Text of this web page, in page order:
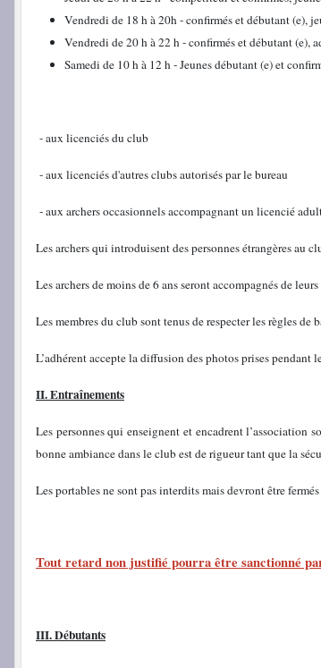
Vendredi de 18 h à 20h - confirmés et débutant (e),
Vendredi de 20 h à 22 h - confirmés et débutant (e),
Samedi de 10 h à 12 h - Jeunes débutant (e) et
- aux licenciés du club
- aux licenciés d'autres clubs autorisés par le bureau
- aux archers occasionnels accompagnant un licencié
Les archers qui introduisent des personnes étrangères au
Les archers de moins de 6 ans seront accompagnés de
Les membres du club sont tenus de respecter les règles de
L’adhérent accepte la diffusion des photos prises
II. Entraînements
Les personnes qui enseignent et encadrent l’association
bonne ambiance dans le club est de rigueur tant que la
Les portables ne sont pas interdits mais devront être
Tout retard non justifié pourra être sanctionné
III. Débutants